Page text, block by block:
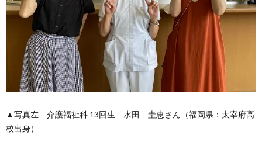
▲写真左 介護福祉科 13回生 水田 圭恵さん（福岡県：太宰府高
校出身）